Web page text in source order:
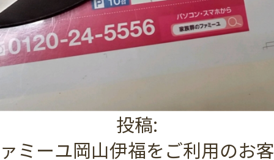
投稿:
ミーユ岡山伊福をご利用のお